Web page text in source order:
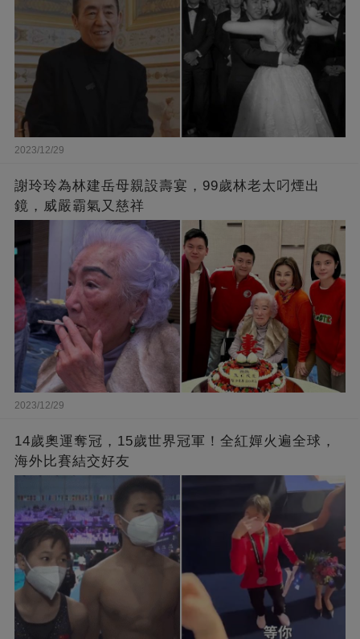
2023/12/29
謝玲玲為林建岳母親設壽宴，99歲林老太叼煙出
鏡，威嚴霸氣又慈祥
2023/12/29
14歲奧運奪冠，15歲世界冠軍！全紅嬋火遍全球，
海外比賽結交好友